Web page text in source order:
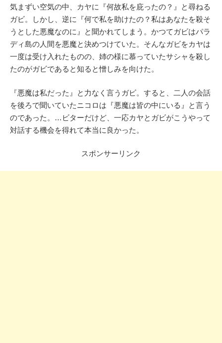
気まずい空気の中、カヤに『何故私を庇ったの？』と尋ねる
ガビ。しかし、逆に『何で私を助けたの？私はあなたを殺そ
うとした悪魔なのに』と聞かれてしまう。かつてガビはパラ
ディ島の人間を悪魔と決めつけていた。そんなガビをカヤは
一度は受け入れたものの、姉の様に慕っていたサシャを殺し
たのがガビであると知ると憎しみを向けた。
『悪魔は私だった』と力なく言うガビ。すると、二人の会話
を後ろで聞いていたニコロは『悪魔は皆の中にいる』と言う
のであった。…ビターだけど、一応カヤとガビがこうやって
対話する機会を得れて本当に良かった。
スポンサーリンク